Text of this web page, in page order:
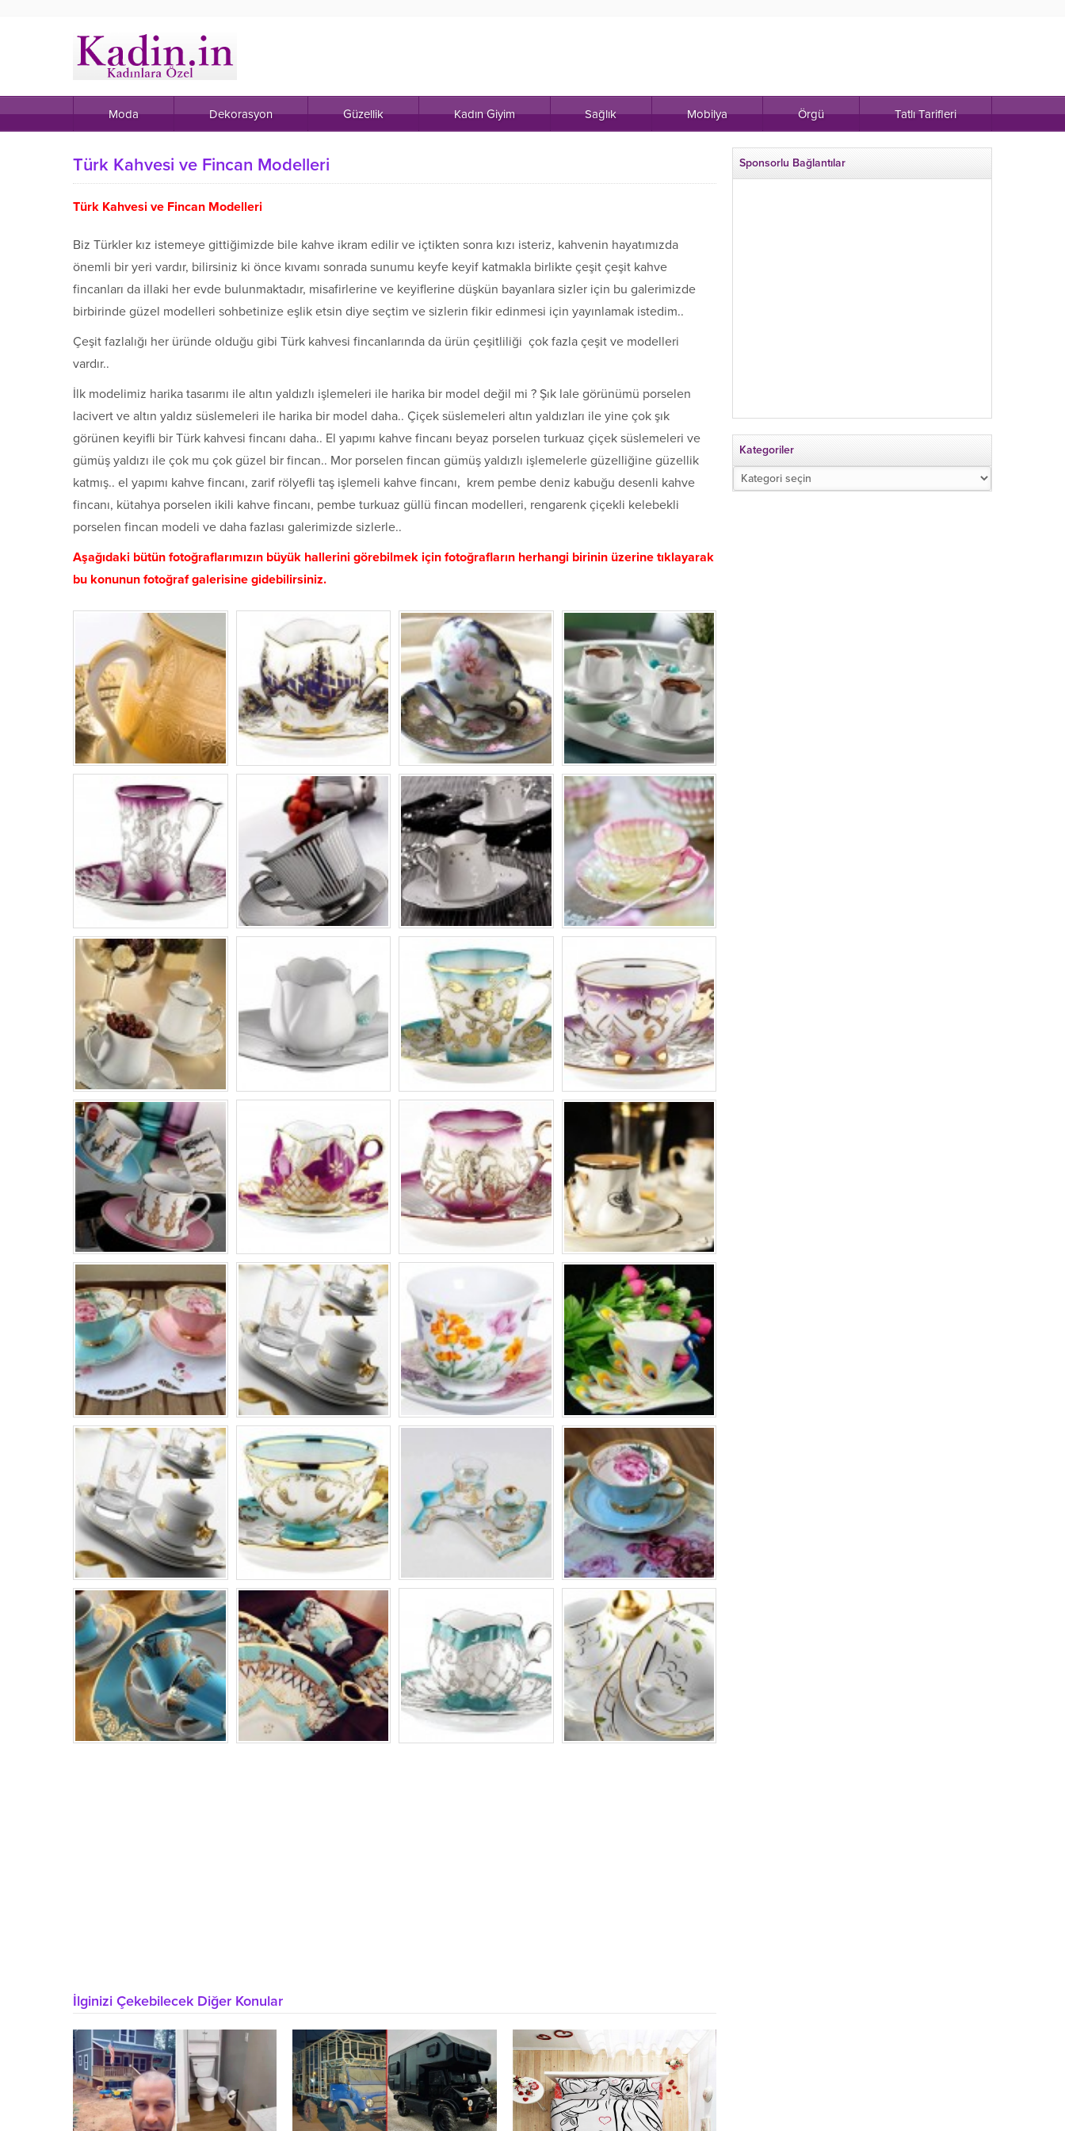
Moda Dekorasyon Güzellik Kadın Giyim Sağlık Mobilya Örgü Tatlı Tarifleri
Türk Kahvesi ve Fincan Modelleri
Türk Kahvesi ve Fincan Modelleri
Biz Türkler kız istemeye gittiğimizde bile kahve ikram edilir ve içtikten sonra kızı isteriz, kahvenin hayatımızda
önemli bir yeri vardır, bilirsiniz ki önce kıvamı sonrada sunumu keyfe keyif katmakla birlikte çeşit çeşit kahve
fincanları da illaki her evde bulunmaktadır, misafirlerine ve keyiflerine düşkün bayanlara sizler için bu galerimizde
birbirinde güzel modelleri sohbetinize eşlik etsin diye seçtim ve sizlerin fikir edinmesi için yayınlamak istedim..
Çeşit fazlalığı her üründe olduğu gibi Türk kahvesi fincanlarında da ürün çeşitliliği çok fazla çeşit ve modelleri
vardır..
İlk modelimiz harika tasarımı ile altın yaldızlı işlemeleri ile harika bir model değil mi ? Şık lale görünümü porselen
lacivert ve altın yaldız süslemeleri ile harika bir model daha.. Çiçek süslemeleri altın yaldızları ile yine çok şık
görünen keyifli bir Türk kahvesi fincanı daha.. El yapımı kahve fincanı beyaz porselen turkuaz çiçek süslemeleri ve
gümüş yaldızı ile çok mu çok güzel bir fincan.. Mor porselen fincan gümüş yaldızlı işlemelerle güzelliğine güzellik
katmış.. el yapımı kahve fincanı, zarif rölyefli taş işlemeli kahve fincanı, krem pembe deniz kabuğu desenli kahve
fincanı, kütahya porselen ikili kahve fincanı, pembe turkuaz güllü fincan modelleri, rengarenk çiçekli kelebekli
porselen fincan modeli ve daha fazlası galerimizde sizlerle..
Aşağıdaki bütün fotoğraflarımızın büyük hallerini görebilmek için fotoğrafların herhangi birinin üzerine tıklayarak
bu konunun fotoğraf galerisine gidebilirsiniz.
İlginizi Çekebilecek Diğer Konular
Sponsorlu Bağlantılar
Kategoriler
Kategoriler